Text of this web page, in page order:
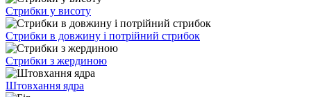
Стрибки у висоту
Стрибки в довжину і потрійний стрибок
Стрибки з жердиною
Штовхання ядра